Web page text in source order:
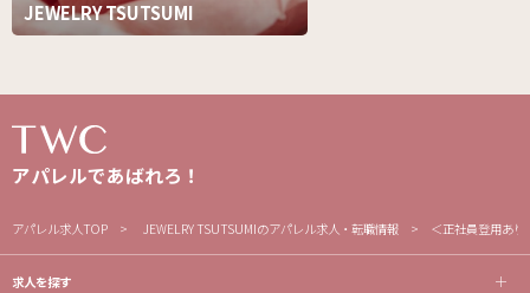
JEWELRY TSUTSUMI
アパレルであばれろ！
アパレル求人TOP JEWELRY TSUTSUMIのアパレル求人・転職情報 ＜正社員登用あ
求人を探す